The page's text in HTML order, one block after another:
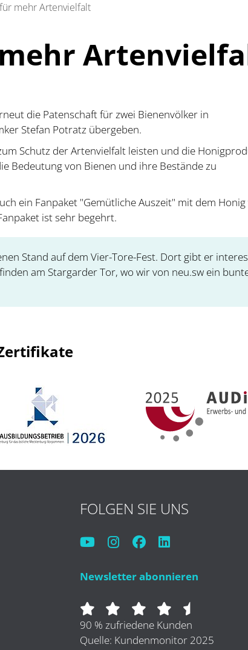
mehr Artenvielfalt
die Patenschaft für zwei Bienenvölker in
Stefan Potratz übergeben.
Schutz der Artenvielfalt leisten und die
Bedeutung von Bienen und ihre Bestände zu
ein Fanpaket "Gemütliche Auszeit" mit dem Honig
ist sehr begehrt.
Stand auf dem Vier-Tore-Fest. Dort gibt er
am Stargarder Tor, wo wir von neu.sw ein
FOLGEN SIE UNS
Newsletter abonnieren
90 % zufriedene Kunden
Quelle: Kundenmonitor 2025